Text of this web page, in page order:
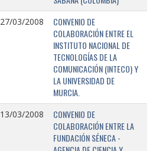
27/03/2008
CONVENIO DE
COLABORACIÓN ENTRE EL
INSTITUTO NACIONAL DE
TECNOLOGÍAS DE LA
COMUNICACIÓN (INTECO) Y
LA UNIVERSIDAD DE
MURCIA.
13/03/2008
CONVENIO DE
COLABORACIÓN ENTRE LA
FUNDACIÓN SÉNECA -